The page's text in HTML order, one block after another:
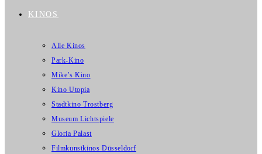
KINOS
Alle Kinos
Park-Kino
Mike’s Kino
Kino Utopia
Stadtkino Trostberg
Museum Lichtspiele
Gloria Palast
Filmkunstkinos Düsseldorf